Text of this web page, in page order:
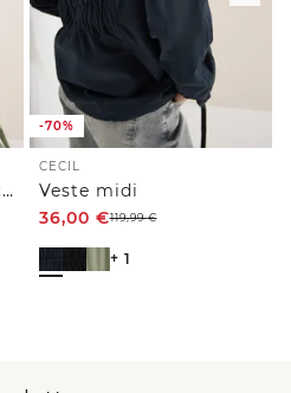
Veste en jean avec poches poitrine et boutons
-70%
CECIL
Veste midi
36,00 €119,99€
+ 1